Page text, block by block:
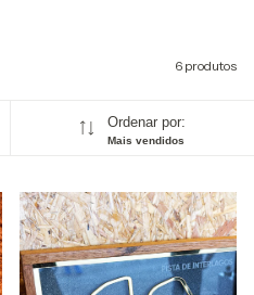
6 produtos
Ordenar por:
Mais vendidos